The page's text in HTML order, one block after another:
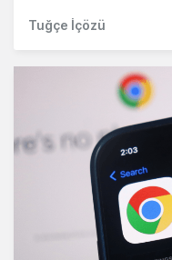
Tuğçe İçözü